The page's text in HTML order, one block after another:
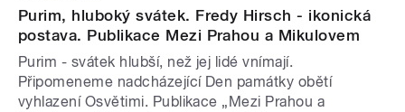
Purim, hluboký svátek. Fredy Hirsch - ikonická
postava. Publikace Mezi Prahou a Mikulovem
Purim - svátek hlubší, než jej lidé vnímají.
Připomeneme nadcházející Den památky obětí
vyhlazení Osvětimi. Publikace „Mezi Prahou a